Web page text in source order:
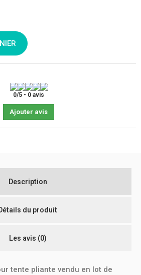
0/5 - 0 avis
Ajouter avis
Description
du produit
Les avis (0)
tente pliante vendu en lot de